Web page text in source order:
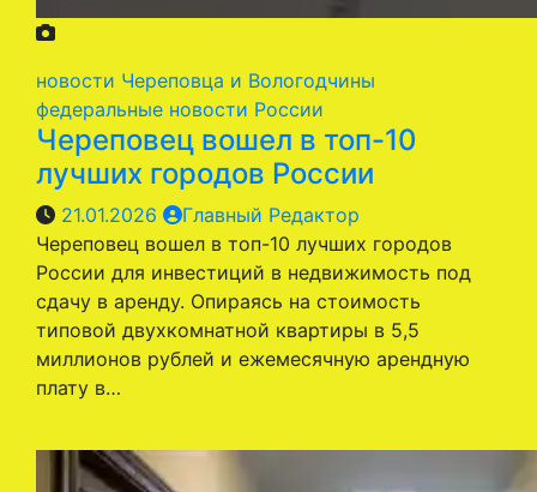
новости Череповца и Вологодчины
федеральные новости России
Череповец вошел в топ-10
лучших городов России
21.01.2026
Главный Редактор
Череповец вошел в топ-10 лучших городов
России для инвестиций в недвижимость под
сдачу в аренду. Опираясь на стоимость
типовой двухкомнатной квартиры в 5,5
миллионов рублей и ежемесячную арендную
плату в…